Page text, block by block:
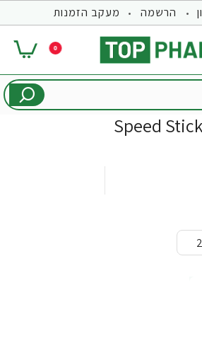
הרשמה מעקב הזמנות
0
Speed Stick